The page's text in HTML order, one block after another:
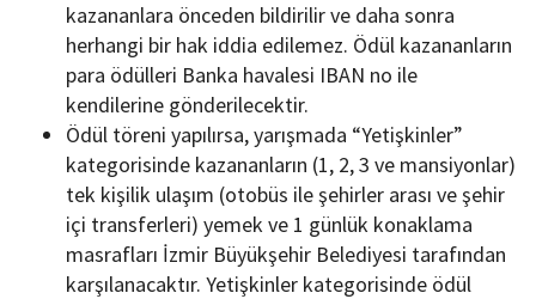
kazananlara önceden bildirilir ve daha sonra
herhangi bir hak iddia edilemez. Ödül kazananların
para ödülleri Banka havalesi IBAN no ile
kendilerine gönderilecektir.
Ödül töreni yapılırsa, yarışmada “Yetişkinler”
kategorisinde kazananların (1, 2, 3 ve mansiyonlar)
tek kişilik ulaşım (otobüs ile şehirler arası ve şehir
içi transferleri) yemek ve 1 günlük konaklama
masrafları İzmir Büyükşehir Belediyesi tarafından
karşılanacaktır. Yetişkinler kategorisinde ödül